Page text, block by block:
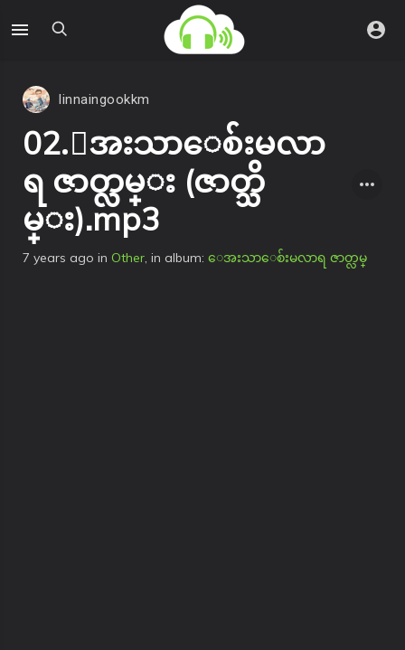
linnaingookkm
02.ေအးသာေစ်းမလာ
ရ ဇာတ္လမ္း (ဇာတ္သိ
မ္း).mp3
7 years ago in Other, in album: ေအးသာေစ်းမလာရ ဇာတ္လမ္